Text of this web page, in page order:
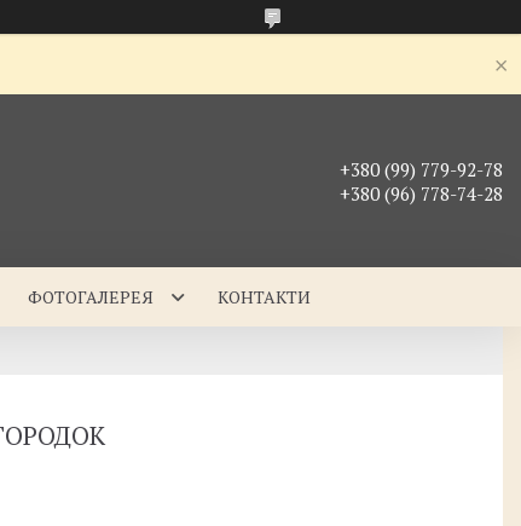
+380 (99) 779-92-78
+380 (96) 778-74-28
ФОТОГАЛЕРЕЯ КОНТАКТИ